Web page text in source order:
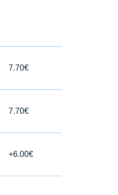
7.70€
7.70€
+6.00€